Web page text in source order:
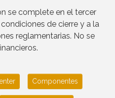
se complete en el tercer
de cierre y a la
reglamentarias. No se
Componentes